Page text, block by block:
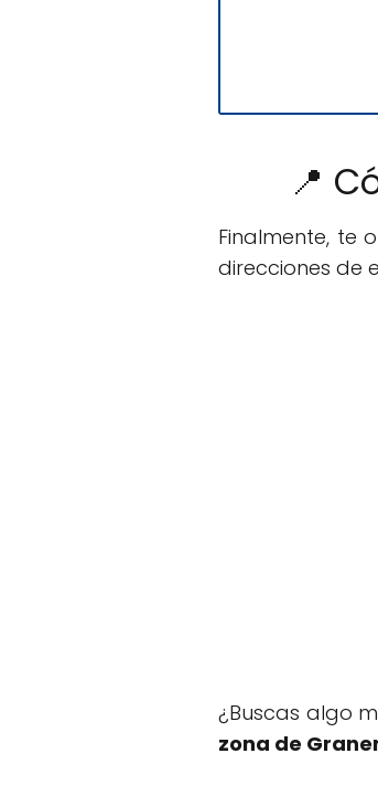
📍
Finalmente, te
direcciones de
¿Buscas algo
zona de